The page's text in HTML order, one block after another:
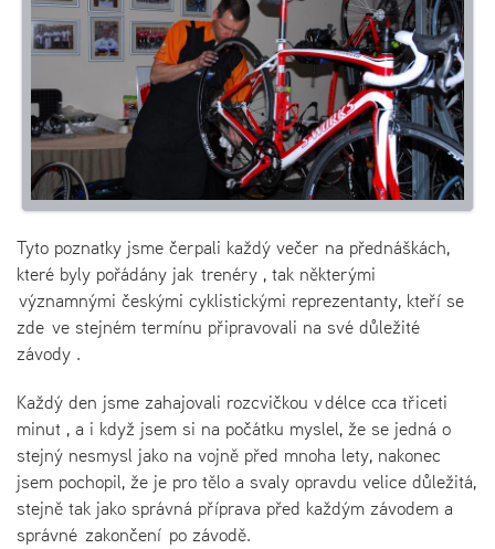
Tyto poznatky jsme čerpali každý večer na přednáškách,
které byly pořádány jak trenéry , tak některými
významnými českými cyklistickými reprezentanty, kteří se
zde ve stejném termínu připravovali na své důležité
závody .
Každý den jsme zahajovali rozcvičkou v délce cca třiceti
minut , a i když jsem si na počátku myslel, že se jedná o
stejný nesmysl jako na vojně před mnoha lety, nakonec
jsem pochopil, že je pro tělo a svaly opravdu velice důležitá,
stejně tak jako správná příprava před každým závodem a
správné zakončení po závodě.